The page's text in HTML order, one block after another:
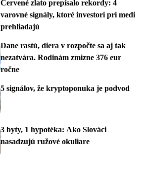
Červené zlato prepísalo rekordy: 4
varovné signály, ktoré investori pri medi
prehliadajú
Dane rastú, diera v rozpočte sa aj tak
nezatvára. Rodinám zmizne 376 eur
ročne
5 signálov, že kryptoponuka je podvod
3 byty, 1 hypotéka: Ako Slováci
nasadzujú ružové okuliare